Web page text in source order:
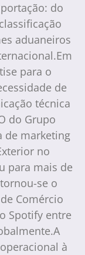
do
aduaneiros
para o
de
técnica
do Grupo
de marketing
no
para mais de
se o
Comércio
Spotify entre
à